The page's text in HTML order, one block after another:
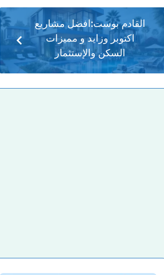
القادم بوست:افضل مشاريع
اكتوبر وزايد و مميزات
السكن والإستثمار